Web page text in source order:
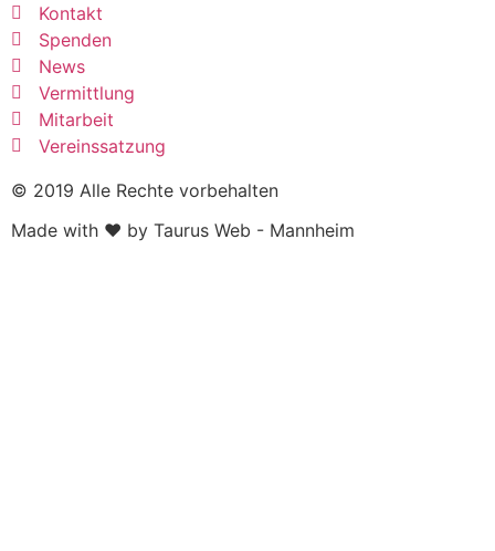
Kontakt
Spenden
News
Vermittlung
Mitarbeit
Vereinssatzung
© 2019 Alle Rechte vorbehalten
Made with ❤ by Taurus Web - Mannheim